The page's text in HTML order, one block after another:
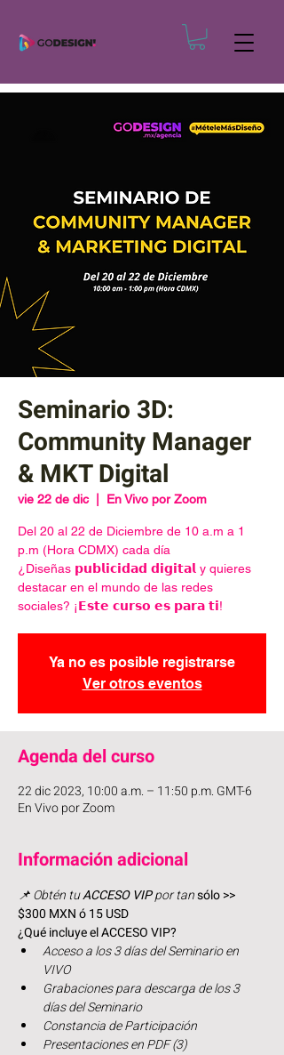
Seminario 3D:
Community Manager
& MKT Digital
vie 22 de dic
  |
En Vivo por Zoom
Del 20 al 22 de Diciembre de 10 a.m a 1
p.m (Hora CDMX) cada día
¿Diseñas 𝗽𝘂𝗯𝗹𝗶𝗰𝗶𝗱𝗮𝗱 𝗱𝗶𝗴𝗶𝘁𝗮𝗹 y quieres
destacar en el mundo de las redes
sociales? ¡𝗘𝘀𝘁𝗲 𝗰𝘂𝗿𝘀𝗼 𝗲𝘀 𝗽𝗮𝗿𝗮 𝘁𝗶!
Ya no es posible registrarse
Ver otros eventos
Agenda del curso
22 dic 2023, 10:00 a.m. – 11:50 p.m. GMT-6
En Vivo por Zoom
Información adicional
📌 Obtén tu ACCESO VIP por tan sólo >>
$300 MXN ó 15 USD
¿Qué incluye el ACCESO VIP?
Acceso a los 3 días del Seminario en
VIVO
Grabaciones para descarga de los 3
días del Seminario
Constancia de Participación
Presentaciones en PDF (3)